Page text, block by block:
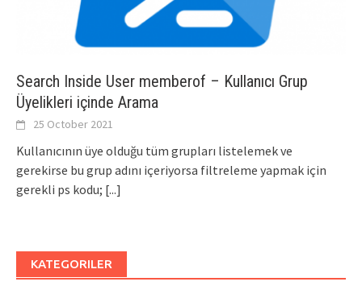
Search Inside User memberof – Kullanıcı Grup
Üyelikleri içinde Arama
25 October 2021
Kullanıcının üye olduğu tüm grupları listelemek ve
gerekirse bu grup adını içeriyorsa filtreleme yapmak için
gerekli ps kodu; [...]
KATEGORILER